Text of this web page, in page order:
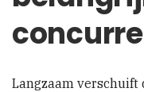
Langzaam verschuift